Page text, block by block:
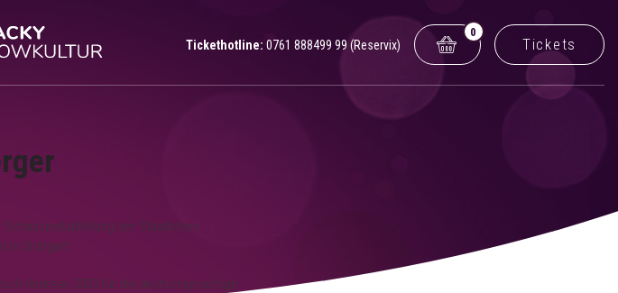
Tickethotline: 0761 888499 99 (Reservix)
0
Tickets
der Staatlichen
in Stuttgart.
Andreas 2003 für die deutschsprachige